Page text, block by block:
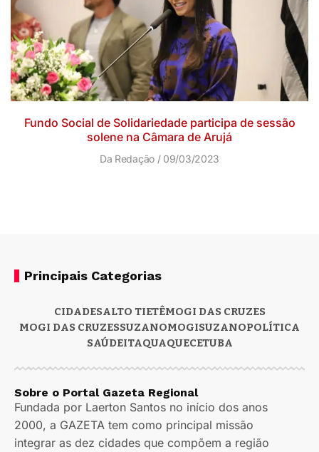
Fundo Social de Solidariedade participa de sessão
solene na Câmara de Arujá
Da Redação 09/03/2023
Principais Categorias
CIDADESALTO TIETÊMOGI DAS CRUZES
MOGI DAS CRUZESSUZANOMOGISUZANOPOLÍTICA
SAÚDEITAQUAQUECETUBA
Sobre o Portal Gazeta Regional
Fundada por Laerton Santos no início dos anos
2000, a GAZETA tem como principal missão
integrar as dez cidades que compõem a região